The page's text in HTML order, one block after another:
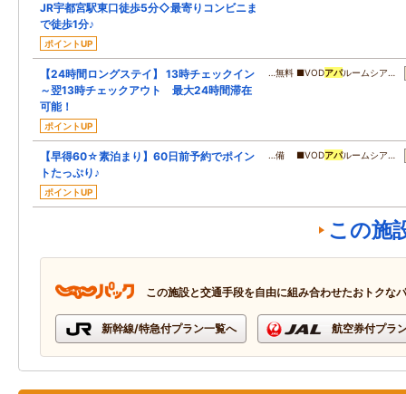
JR宇都宮駅東口徒歩5分◇最寄りコンビニま
で徒歩1分♪
ポイントUP
【24時間ロングステイ】 13時チェックイン
～翌13時チェックアウト 最大24時間滞在
可能！
ポイントUP
…無料 ■VODアパルームシア…
【早得60☆素泊まり】60日前予約でポイン
トたっぷり♪
ポイントUP
…備 ■VODアパルームシア…
この施
この施設と交通手段を自由に組み合わせたおトクな
新幹線/特急付プラン一覧へ 航空券付プラ